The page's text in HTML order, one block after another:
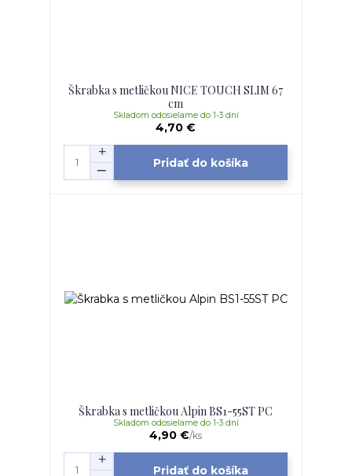
Škrabka s metličkou NICE TOUCH SLIM 67
cm
4,70 €
Skladom odosielame do 1-3 dní
Pridať do košíka
Škrabka s metličkou Alpin BS1-55ST PC
4,90 €/ks
Skladom odosielame do 1-3 dní
Pridať do košíka